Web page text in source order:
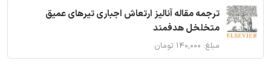
ترجمه مقاله آنالیز ارتعاش اجباری تیرهای عمیق
متخلخل هدفمند
مبلغ: ۱۴۰,۰۰۰ تومان